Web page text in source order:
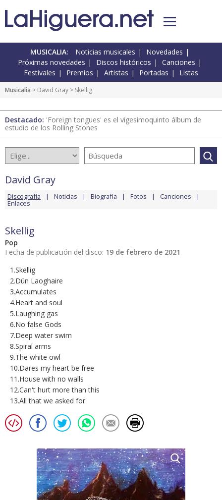
MUSICALIA: Noticias musicales
Novedades
Próximas novedades
Discos históricos
Canciones
Festivales
Premios Artistas Portadas Listas
Musicalia > David Gray > Skellig
Destacado: 'Foreign tongues' es el vigesimoquinto álbum de
estudio de los Rolling Stones
David Gray
Discografía Noticias Biografía Fotos Canciones
Enlaces
Skellig
Pop
Fecha de publicación del disco: 19 de febrero de 2021
1.Skellig
2.Dún Laoghaire
3.Accumulates
4.Heart and soul
5.Laughing gas
6.No false Gods
7.Deep water swim
8.Spiral arms
9.The white owl
10.Dares my heart be free
11.House with no walls
12.Can't hurt more than this
13.All that we asked for